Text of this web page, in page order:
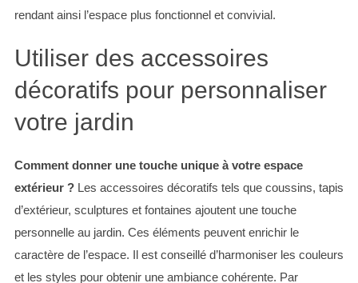
rendant ainsi l’espace plus fonctionnel et convivial.
Utiliser des accessoires
décoratifs pour personnaliser
votre jardin
Comment donner une touche unique à votre espace
extérieur ?Les accessoires décoratifs tels que coussins, tapis
d’extérieur, sculptures et fontaines ajoutent une touche
personnelle au jardin. Ces éléments peuvent enrichir le
caractère de l’espace. Il est conseillé d’harmoniser les couleurs
et les styles pour obtenir une ambiance cohérente. Par